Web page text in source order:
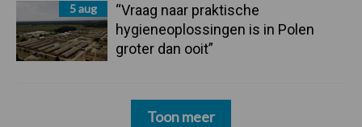
5 aug
“Vraag naar praktische
hygieneoplossingen is in Polen
groter dan ooit”
Toon meer